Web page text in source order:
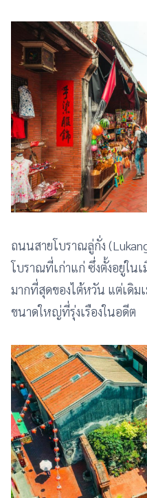
ถนนสายโบราณลู่กั่ง
โบราณที่เก่าแก่ ซึ่งตั้งอยู่ในเ
มากที่สุดของไต้หวัน แต่เดิม
ขนาดใหญ่ที่รุ่งเรืองในอดีต